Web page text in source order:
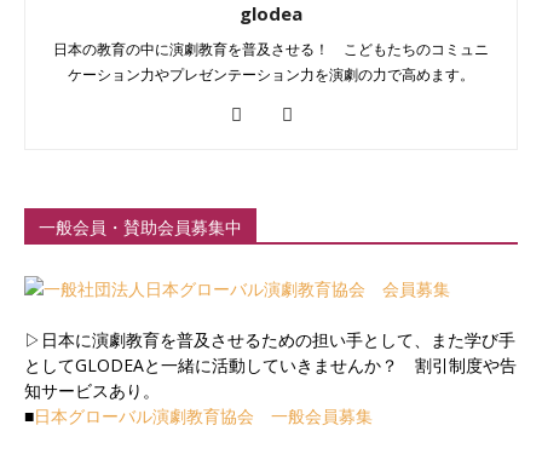
glodea
日本の教育の中に演劇教育を普及させる！ こどもたちのコミュニ
ケーション力やプレゼンテーション力を演劇の力で高めます。
一般会員・賛助会員募集中
▷日本に演劇教育を普及させるための担い手として、また学び手
としてGLODEAと一緒に活動していきませんか？ 割引制度や告
知サービスあり。
■日本グローバル演劇教育協会 一般会員募集